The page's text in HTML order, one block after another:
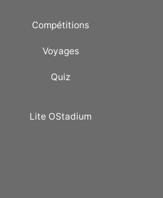
Compétitions
Voyages
Quiz
Lite OStadium